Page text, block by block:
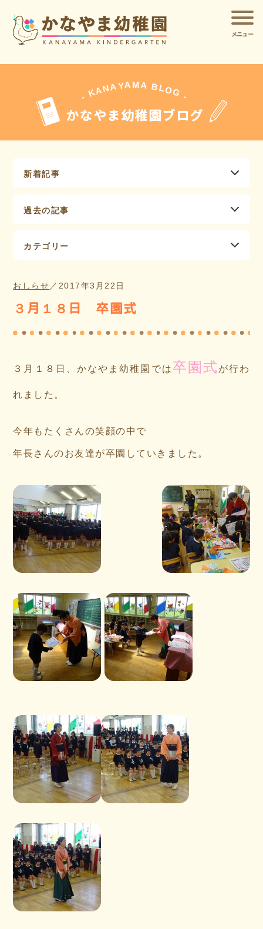
メニュー
- KANAYA MA BLOG -
かなやま幼稚園ブログ
新着記事
過去の記事
カテゴリー
おしらせ ／ 2017年3月22日
３月１８日 卒園式
３月１８日、かなやま幼稚園では卒園式 が行わ
れました。
今年もたくさんの笑顔の中で
年長さんのお友達が卒園していきました。